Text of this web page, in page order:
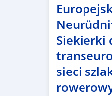
Siekierki
sieci